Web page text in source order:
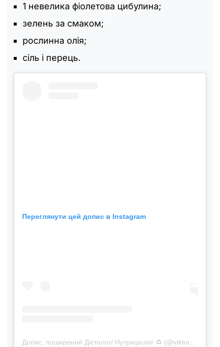
1 невелика фіолетова цибулина;
зелень за смаком;
рослинна олія;
сіль і перець.
Переглянути цей допис в Instagram
Допис, поширений Дієтолог/ Нутриціолог ♻️ (@viktoria_radostnaya)